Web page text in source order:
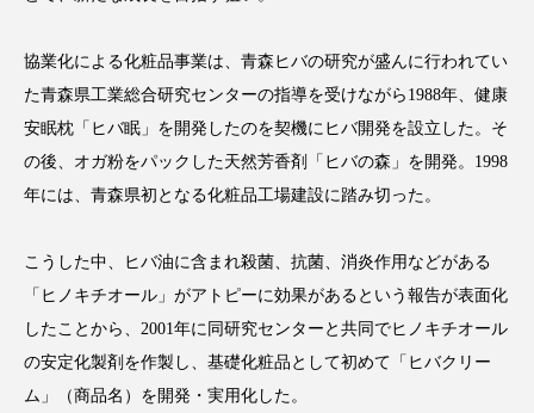
インナービューティーアワード2025受賞商品
ウェアラブルデバイス ウェルネス
ウェルビーイング エイジングケア
カウンセラー カウンセリング
クルエルティフリー クレンジング
協業化による化粧品事業は、青森ヒバの研究が盛んに行われてい
た青森県工業総合研究センターの指導を受けながら1988年、健康
安眠枕「ヒバ眠」を開発したのを契機にヒバ開発を設立した。そ
の後、オガ粉をパックした天然芳香剤「ヒバの森」を開発。1998
年には、青森県初となる化粧品工場建設に踏み切った。
こうした中、ヒバ油に含まれ殺菌、抗菌、消炎作用などがある
「ヒノキチオール」がアトピーに効果があるという報告が表面化
したことから、2001年に同研究センターと共同でヒノキチオール
の安定化製剤を作製し、基礎化粧品として初めて「ヒバクリー
ム」（商品名）を開発・実用化した。